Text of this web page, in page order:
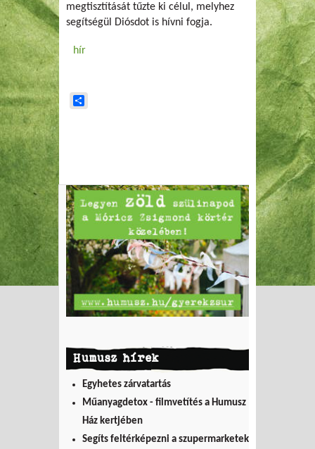
megtisztítását tűzte ki célul, melyhez
segítségül Diósdot is hívni fogja.
hír
Humusz hírek
Egyhetes zárvatartás
Műanyagdetox - filmvetítés a Humusz
Ház kertjében
Segíts feltérképezni a szupermarketek